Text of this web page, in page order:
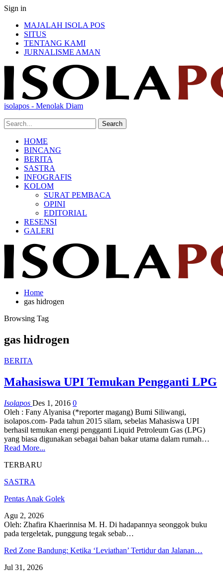
Sign in
MAJALAH ISOLA POS
SITUS
TENTANG KAMI
JURNALISME AMAN
isolapos - Menolak Diam
HOME
BINCANG
BERITA
SASTRA
INFOGRAFIS
KOLOM
SURAT PEMBACA
OPINI
EDITORIAL
RESENSI
GALERI
Home
gas hidrogen
Browsing Tag
gas hidrogen
BERITA
Mahasiswa UPI Temukan Pengganti LPG
Isolapos Des 1, 2016 0
Oleh : Fany Alyanisa (*reporter magang) Bumi Siliwangi,
isolapos.com- Pada tahun 2015 silam, sebelas Mahasiswa UPI
berhasil temukan energi pengganti Liquid Petroleum Gas (LPG)
yang biasa digunakan sebagai bahan bakar utama dalam rumah…
Read More...
TERBARU
SASTRA
Pentas Anak Golek
Agu 2, 2026
Oleh: Zhafira Khaerinnisa M. H. Di hadapannya seonggok buku
pada tergeletak, punggung tegak sebab…
Red Zone Bandung: Ketika ‘Leviathan’ Tertidur dan Jalanan…
Jul 31, 2026